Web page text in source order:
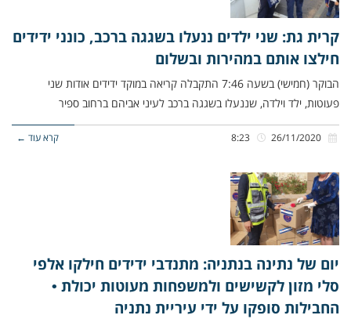
קרית גת: שני ילדים ננעלו בשגגה ברכב, כונני ידידים
חילצו אותם במהירות ובשלום
הבוקר (חמישי) בשעה 7:46 התקבלה קריאה במוקד ידידים אודות שני
פעוטות, ילד וילדה, שננעלו בשגגה ברכב לעיני אביהם ברחוב ספיר
קרא עוד ←
יום של נתינה בנתניה: מתנדבי ידידים חילקו אלפי
סלי מזון לקשישים ולמשפחות מעוטות יכולת •
החבילות סופקו על ידי עיריית נתניה